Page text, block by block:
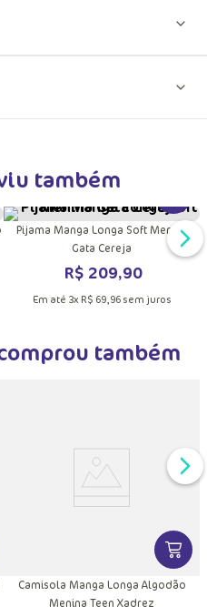
também
R$ 209 90
R$ 69 96 sem juros
também